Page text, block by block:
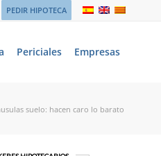
PEDIR HIPOTECA
Periciales Empresas
suelo: hacen caro lo barato